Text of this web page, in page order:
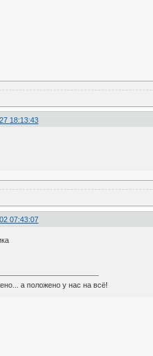
18:13:43
07:43:07
а положено у нас на всё!